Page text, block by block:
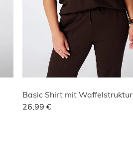
Basic Shirt mit Waffelstruktur
26,99 €